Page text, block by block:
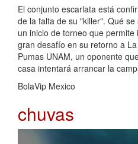
El conjunto escarlata está
de la falta de su "killer". Qué
un inicio de torneo que
gran desafío en su retorno a
Pumas UNAM, un oponente
casa intentará arrancar la
BolaVip Mexico
chuvas